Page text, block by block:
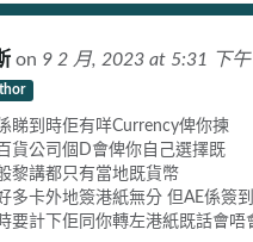
on 9 2 月, 2023 at 5:31 下午
睇到時佢有咩Currency俾你揀
貨公司個D會俾你自己選擇既
黎講都只有當地既貨幣
多卡外地簽港紙無分 但AE係簽
要計下佢同你轉左港紙既話會唔